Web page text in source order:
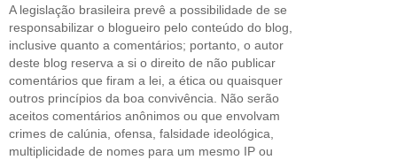
A legislação brasileira prevê a possibilidade de se
responsabilizar o blogueiro pelo conteúdo do blog,
inclusive quanto a comentários; portanto, o autor
deste blog reserva a si o direito de não publicar
comentários que firam a lei, a ética ou quaisquer
outros princípios da boa convivência. Não serão
aceitos comentários anônimos ou que envolvam
crimes de calúnia, ofensa, falsidade ideológica,
multiplicidade de nomes para um mesmo IP ou